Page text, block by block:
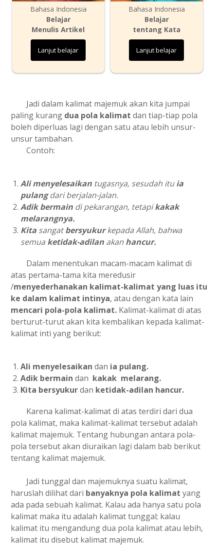
Bahasa Indonesia
Belajar
Menulis Artikel
Lanjut belajar
Bahasa Indonesia
Belajar
tentang Kata
Lanjut belajar
Jadi dalam kalimat majemuk akan kita jumpai
paling kurang dua pola kalimat dan tiap-tiap pola
boleh diperluas lagi dengan satu atau lebih unsur-
unsur tambahan.
Contoh:
Ali menyelesaikan tugasnya, sesudah ituia
pulangdari berjalan-jalan.
Adik bermain di pekarangan, tetapikakak
melarangnya.
Kita sangatbersyukurkepada Allah, bahwa
semua ketidak-adilan akan hancur.
Dalam menentukan macam-macam kalimat di
atas pertama-tama kita meredusir
/menyederhanakan kalimat-kalimat yang luas itu
ke dalam kalimat intinya, atau dengan kata lain
mencari pola-pola kalimat. Kalimat-kalimat di atas
berturut-turut akan kita kembalikan kepada kalimat-
kalimat inti yang berikut:
Ali menyelesaikan dan ia pulang.
Adik bermain dan kakak melarang.
Kita bersyukurdan ketidak-adilan hancur.
Karena kalimat-kalimat di atas terdiri dari dua
pola kalimat, maka kalimat-kalimat tersebut adalah
kalimat majemuk. Tentang hubungan antara pola-
pola tersebut akan diuraikan lagi dalam bab berikut
tentang kalimat majemuk.
Jadi tunggal dan majemuknya suatu kalimat,
haruslah dilihat dari banyaknya pola kalimat yang
ada pada sebuah kalimat. Kalau ada hanya satu pola
kalimat maka itu adalah kalimat tunggal; kalau
kalimat itu mengandung dua pola kalimat atau lebih,
kalimat itu disebut kalimat majemuk.